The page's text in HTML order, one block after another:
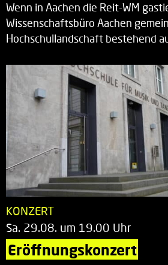
Wenn in Aachen die Reit-WM
Wissenschaftsbüro Aachen
Hochschullandschaft bestehend
KONZERT
Sa. 29.08. um 19.00 Uhr
Eröffnungskonzert